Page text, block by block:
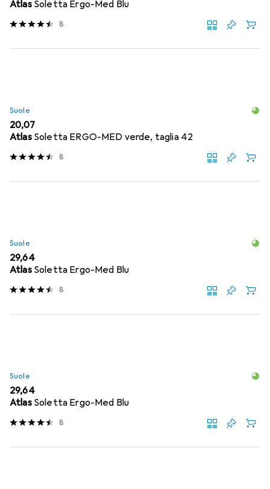
Atlas Soletta Ergo-Med Blu
8
Suole
EUR
20,07
Atlas Soletta ERGO-MED verde, taglia 42
8
Suole
EUR
29,64
Atlas Soletta Ergo-Med Blu
8
Suole
EUR
29,64
Atlas Soletta Ergo-Med Blu
8